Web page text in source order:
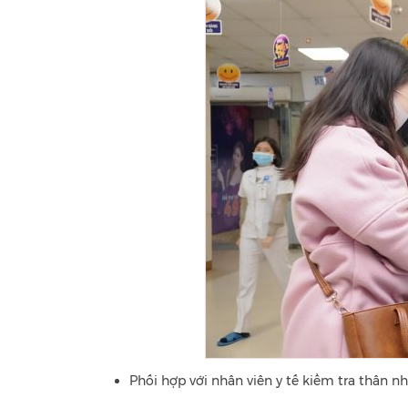
Phối hợp với nhân viên y tế kiểm tra thân